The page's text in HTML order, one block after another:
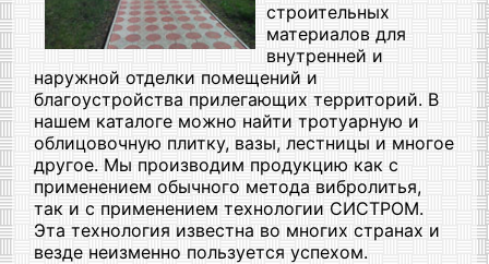
строительных
материалов для
внутренней и
наружной отделки помещений и
благоустройства прилегающих территорий. В
нашем каталоге можно найти тротуарную и
облицовочную плитку, вазы, лестницы и многое
другое. Мы производим продукцию как с
применением обычного метода вибролитья,
так и с применением технологии СИСТРОМ.
Эта технология известна во многих странах и
везде неизменно пользуется успехом.